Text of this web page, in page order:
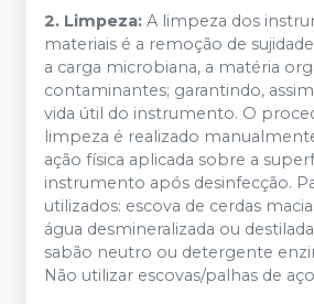
2. Limpeza: A limpeza dos
materiais é a remoção de
a carga microbiana, a matéria
contaminantes; garantindo,
vida útil do instrumento. O
limpeza é realizado
ação física aplicada sobre a
instrumento após desinfecção.
utilizados: escova de cerdas
água desmineralizada ou
sabão neutro ou detergente
Não utilizar escovas/palhas de